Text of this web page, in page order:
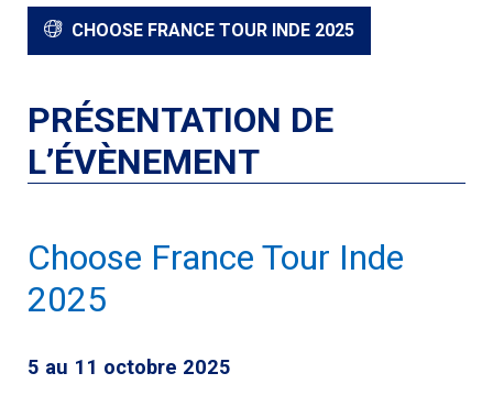
CHOOSE FRANCE TOUR INDE 2025
PRÉSENTATION DE
L’ÉVÈNEMENT
Choose France Tour Inde
2025
5 au 11 octobre 2025